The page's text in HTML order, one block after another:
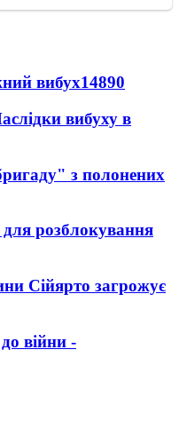
вибух14890
вибуху в
з полонених
розблокування
Сійярто загрожує
війни -